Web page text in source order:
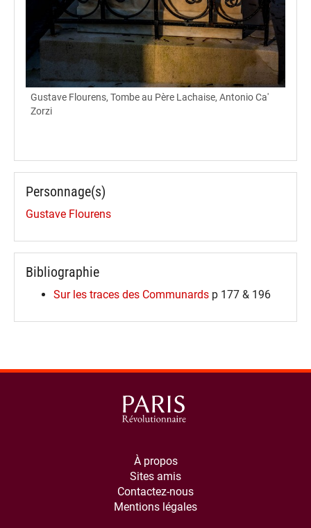
Gustave Flourens, Tombe au Père Lachaise, Antonio Ca'
Zorzi
Personnage(s)
Gustave Flourens
Bibliographie
Sur les traces des Communards p 177 & 196
À propos
Sites amis
Contactez-nous
Mentions légales